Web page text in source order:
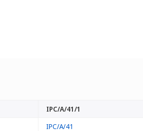
IPC/A/41/1
IPC/A/41